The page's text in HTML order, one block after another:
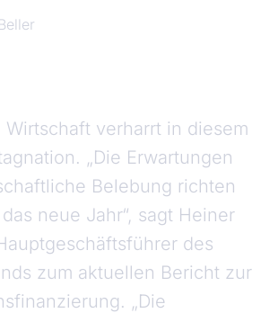
Wirtschaft verharrt in diesem
„Die Erwartungen
Belebung richten
neue Jahr“, sagt Heiner
des
zum aktuellen Bericht zur
„Die